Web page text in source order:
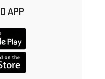
APP